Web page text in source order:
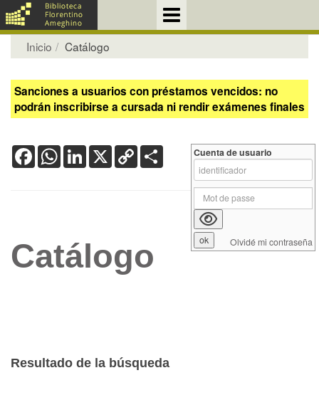
Inicio Catálogo
Sanciones a usuarios con préstamos vencidos: no
podrán inscribirse a cursada ni rendir exámenes finales
FacebookWhatsApp
LinkedIn
X Copy
Link
Catálogo
Resultado de la búsqueda
Cuenta de usuario
Olvidé mi contraseña